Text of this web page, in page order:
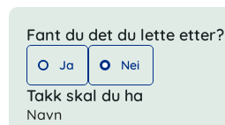
Fant du det du lette etter?
Ja Nei
Takk skal du ha
Navn